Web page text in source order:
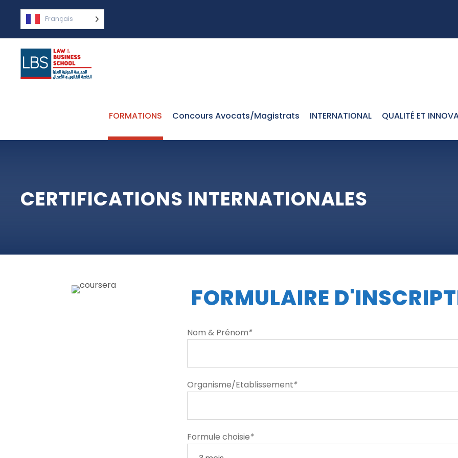
Français
FORMATIONS Concours Avocats/Magistrats INTERNATIONAL QUALITÉ ET
CERTIFICATIONS INTERNATIONALES
FORMULAIRE
Nom & Prénom*
Organisme/Etablissement*
Formule choisie*